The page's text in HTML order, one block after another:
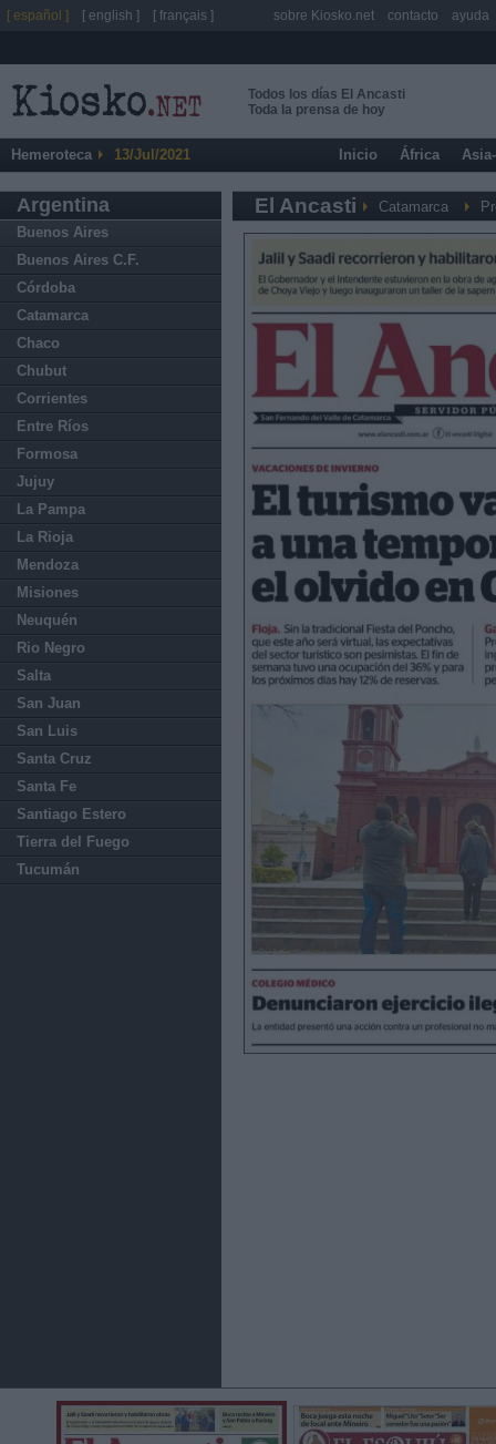
Todos los días El Ancasti
Toda la prensa de hoy
Hemeroteca 13/Jul/2021 Inicio África
Argentina
Buenos Aires
Buenos Aires C.F.
Córdoba
Catamarca
Chaco
Chubut
Corrientes
Entre Ríos
Formosa
Jujuy
La Pampa
La Rioja
Mendoza
Misiones
Neuquén
Rio Negro
Salta
San Juan
San Luis
Santa Cruz
Santa Fe
Santiago Estero
Tierra del Fuego
Tucumán
El Ancasti Catamarca
[ español ] [ english ] [ français ] sobre Kiosko.net contacto ayuda